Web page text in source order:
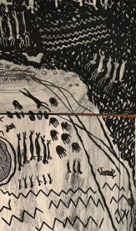
Mineducación.
Decreto 1297 del 30
de personería jurídica:
1949, Minjusticia.
10 años:
del 2025.
2626
4795